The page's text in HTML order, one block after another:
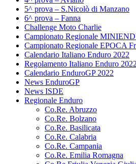
5^ prova – S.Nicolò di Manzano
6^ prova – Fanna
Challenge Moto Charlie
Campionato Regionale
Campionato Regionale EPOCA
Calendario Italiano Enduro 2022
Regolamento Italiano Enduro 2022
Calendario EnduroGP 2022
News EnduroGP
News ISDE
Regionale Enduro
Co.Re. Abruzzo
Co.Re. Bolzano
Co.Re. Basilicata
Co.Re. Calabria
Co.Re. Campania
Co.Re. Emilia Romagna